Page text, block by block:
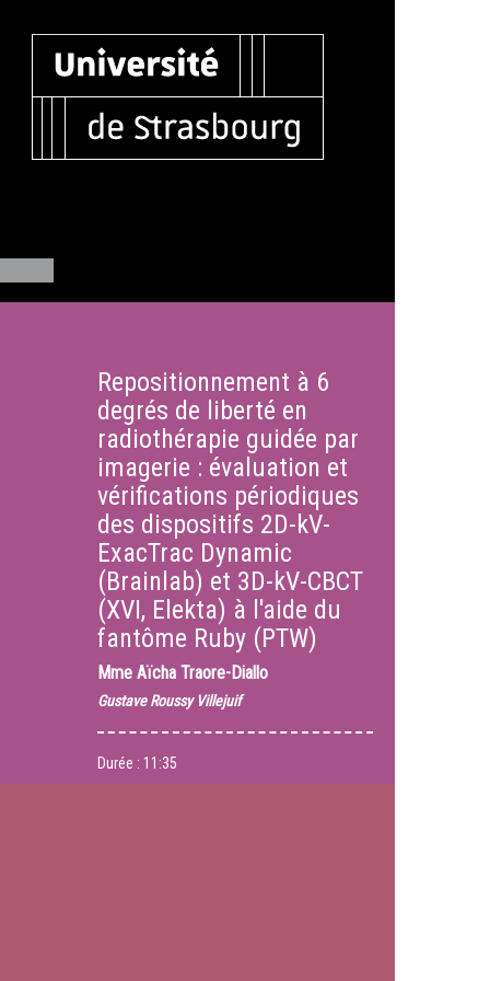
Repositionnement à 6
degrés de liberté en
radiothérapie guidée par
imagerie : évaluation et
vérifications périodiques
des dispositifs 2D-kV-
ExacTrac Dynamic
(Brainlab) et 3D-kV-CBCT
(XVI, Elekta) à l'aide du
fantôme Ruby (PTW)
Mme Aïcha Traore-Diallo
Gustave Roussy Villejuif
Durée : 11:35